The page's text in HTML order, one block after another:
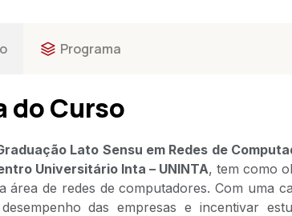
Programa
do Curso
Lato Sensu em Redes de
Universitário Inta – UNINTA, tem como
área de redes de computadores. Com uma
das empresas e incentivar